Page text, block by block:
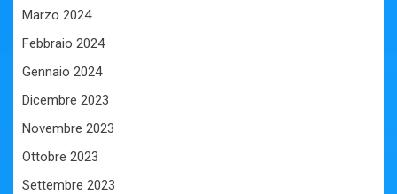
Marzo 2024
Febbraio 2024
Gennaio 2024
Dicembre 2023
Novembre 2023
Ottobre 2023
Settembre 2023